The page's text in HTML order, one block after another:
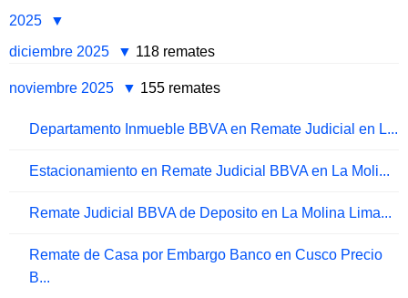
2025
diciembre 2025
118 remates
noviembre 2025 155 remates
Departamento Inmueble BBVA en Remate Judicial en L...
Estacionamiento en Remate Judicial BBVA en La Moli...
Remate Judicial BBVA de Deposito en La Molina Lima...
Remate de Casa por Embargo Banco en Cusco Precio
B...